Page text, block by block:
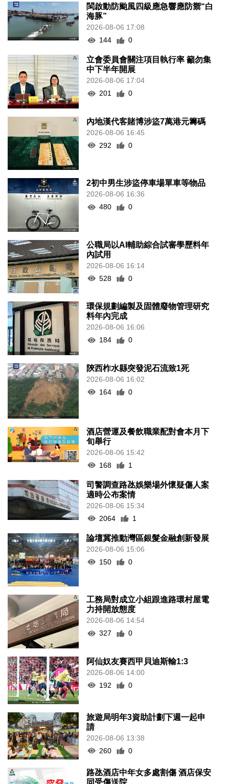
閩啟動防颱風四級應急響應防禦“白
海豚”
2026-08-06 17:08
144
0
立會委員會關注項目執行率 籲勿集
中下半年開展
2026-08-06 17:04
201
0
內地漢代客賭博涉盜7萬港元籌碼
2026-08-06 16:45
292
0
2初中男生涉盜停車場單車等物品
2026-08-06 16:36
480
0
公職局以AI輔助綜合試審學歷料年
內試用
2026-08-06 16:14
528
0
環保規劃編製及固體廢物管理研究
料年內完成
2026-08-06 16:06
184
0
陝西柞水縣突發泥石流致1死
2026-08-06 16:02
164
0
酒店營運及餐飲職業配對會本月下
旬舉行
2026-08-06 15:42
168
1
司警調查路氹娛樂場外懷疑傷人案
適時公布案情
2026-08-06 15:34
2064
1
論壇冀推動灣區銀髮金融創新發展
2026-08-06 15:06
150
0
工務局對成立小組跟進路環村屋電
力持開放態度
2026-08-06 14:54
327
0
阿仙奴友賽西甲貝迪斯輸1:3
2026-08-06 14:00
192
0
旅遊局明年3資助計劃下週一起申
請
2026-08-06 13:38
260
0
路氹酒店中年女多處割傷 酒店保安